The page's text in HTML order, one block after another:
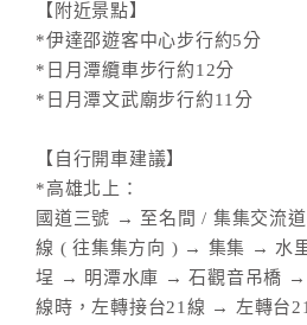
【附近景點】
*伊達邵遊客中心步行約5分
*日月潭纜車步行約12分
*日月潭文武廟步行約11分
【自行開車建議】
*高雄北上：
國道三號 → 至名間 / 集集交流
線 ( 往集集方向 ) → 集集 → 水
埕 → 明潭水庫 → 石觀音吊橋 →
線時，左轉接台21線 → 左轉台